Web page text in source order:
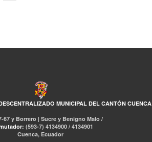
MUNICIPAL DEL CANTÓN CUENCA
67 y Borrero | Sucre y Benigno Malo /
(593-7) 4134900 / 4134901
Cuenca, Ecuador